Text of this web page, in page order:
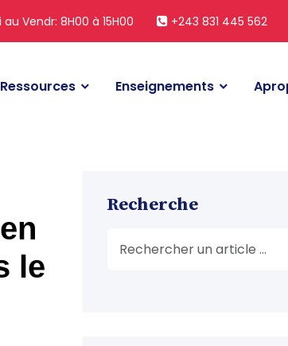
au Vendr: 8H00 à 15H00 +243 831 445 562
Ressources Enseignements
le
Recherche